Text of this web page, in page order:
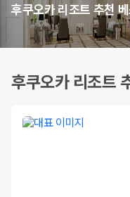
후쿠오카 리조트 추천
후쿠오카 리조트